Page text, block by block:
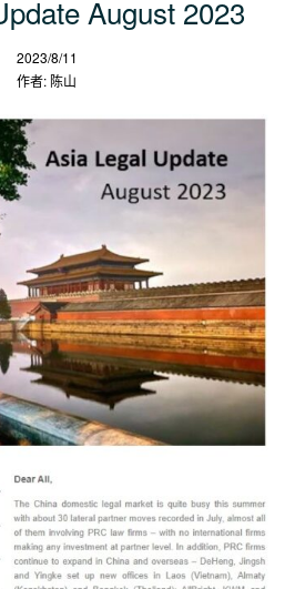
August 2023
2023/8/11
作者: 陈山